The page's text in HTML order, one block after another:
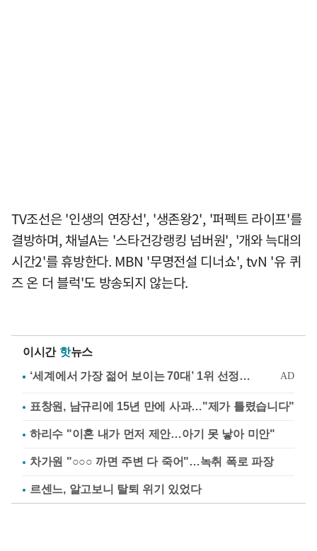
TV조선은 '인생의 연장선', '생존왕2', '퍼펙트 라이프'를
결방하며, 채널A는 '스타건강랭킹 넘버원', '개와 늑대의
시간2'를 휴방한다. MBN '무명전설 디너쇼', tvN '유 퀴
즈 온 더 블럭'도 방송되지 않는다.
이시간 핫뉴스
표창원, 남규리에 15년 만에 사과…"제가 틀렸습니다"
하리수 "이혼 내가 먼저 제안…아기 못 낳아 미안"
차가원 "○○○ 까면 주변 다 죽어"…녹취 폭로 파장
르센느, 알고보니 탈퇴 위기 있었다